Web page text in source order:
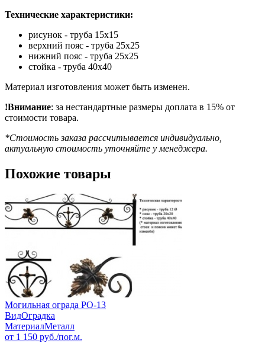
Технические характеристики:
рисунок - труба 15х15
верхний пояс - труба 25х25
нижний пояс - труба 25х25
стойка - труба 40х40
Материал изготовления может быть изменен.
!Внимание: за нестандартные размеры доплата в 15% от
стоимости товара.
*Стоимость заказа рассчитывается индивидуально,
актуальную стоимость уточняйте у менеджера.
Похожие товары
Могильная ограда РО-13
ВидОградка
МатериалМеталл
от 1 150 руб./пог.м.